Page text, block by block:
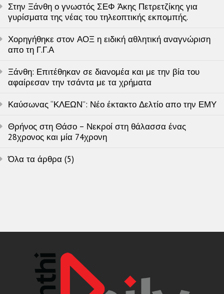
Στην Ξάνθη ο γνωστός ΣΕΦ Άκης Πετρετζίκης για
γυρίσματα της νέας του τηλεοπτικής εκπομπής.
Χορηγήθηκε στον ΑΟΞ η ειδική αθλητική αναγνώριση
απο τη Γ.Γ.Α
Ξάνθη: Επιτέθηκαν σε διανομέα και με την βία του
αφαίρεσαν την τσάντα με τα χρήματα
Καύσωνας “ΚΛΕΩΝ”: Νέο έκτακτο Δελτίο απο την ΕΜΥ
Θρήνος στη Θάσο – Νεκροί στη θάλασσα ένας
28χρονος και μία 74χρονη
Όλα τα άρθρα (5)